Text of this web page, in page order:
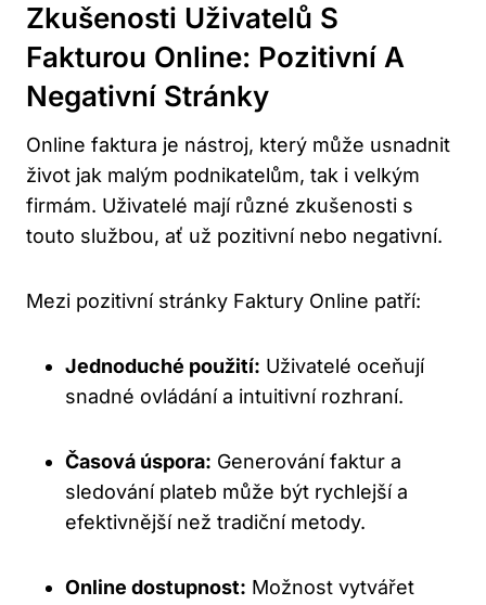
Zkušenosti Uživatelů S
Fakturou Online: Pozitivní A
Negativní Stránky
Online faktura je nástroj, který může usnadnit
život jak malým podnikatelům, tak i velkým
firmám. Uživatelé mají různé zkušenosti s
touto službou, ať už pozitivní nebo negativní.
Mezi pozitivní stránky Faktury Online patří:
Jednoduché použití: Uživatelé oceňují
snadné ovládání a intuitivní rozhraní.
Časová úspora: Generování faktur a
sledování plateb může být rychlejší a
efektivnější než tradiční metody.
Online dostupnost: Možnost vytvářet